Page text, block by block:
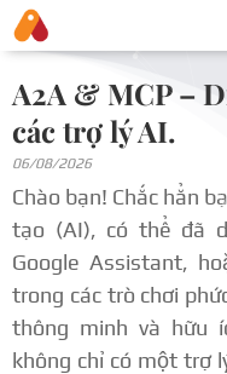
A2A & MCP –
các trợ lý AI.
06/08/2026
Chào bạn! Chắc hẳn
tạo (AI), có thể đã
Google Assistant,
trong các trò chơi
thông minh và hữu
không chỉ có một trợ